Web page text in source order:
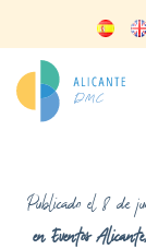
Publicado el 8 de
en Eventos Alicante,